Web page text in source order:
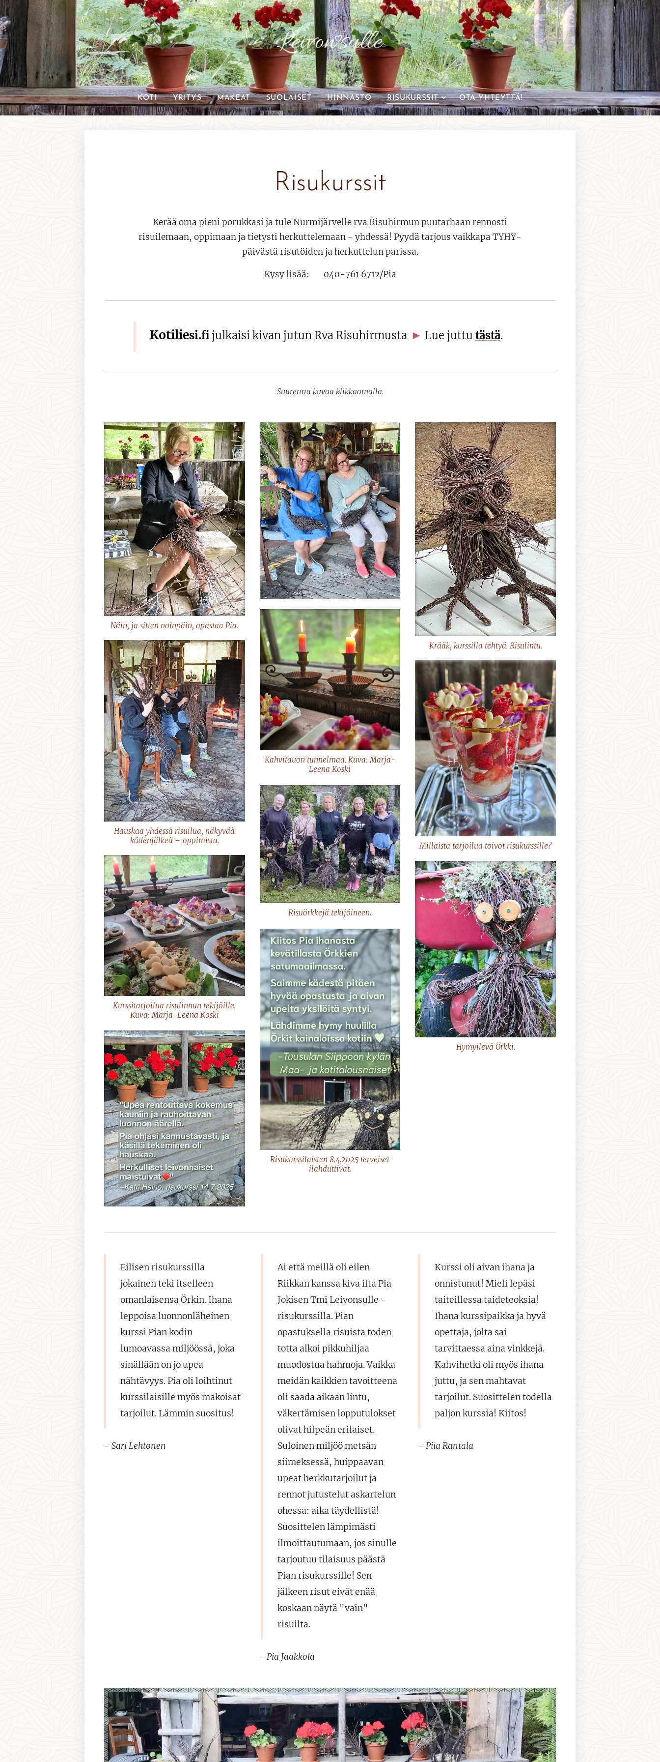
KOTI YRITYS MAKEAT SUOLAISET HINNASTO RISUKURSSIT OTA YHTEYTTÄ!
Risukurssit
Kerää oma pieni porukkasi ja tule Nurmijärvelle rva Risuhirmun puutarhaan rennosti
risuilemaan, oppimaan ja tietysti herkuttelemaan - yhdessä! Pyydä tarjous vaikkapa TYHY-
päivästä risutöiden ja herkuttelun parissa.
Kysy lisää: 📞 040-761 6712/Pia
Kotiliesi.fi julkaisi kivan jutun Rva Risuhirmusta. ► Lue juttu tästä.
Suurenna kuvaa klikkaamalla.
Näin, ja sitten noinpäin, opastaa Pia.
Krääk, kurssilla tehtyä. Risulintu.
Kahvitauon tunnelmaa. Kuva: Marja-
Leena Koski
Hauskaa yhdessä risuilua, näkyvää
kädenjälkeä – oppimista.
Millaista tarjoilua toivot risukurssille?
Risuörkkejä tekijöineen.
Kurssitarjoilua risulinnun tekijöille.
Kuva: Marja-Leena Koski
Hymyilevä Örkki.
Risukurssilaisten 8.4.2025 terveiset
ilahduttivat.
Eilisen risukurssilla
jokainen teki itselleen
omanlaisensa Örkin. Ihana
leppoisa luonnonläheinen
kurssi Pian kodin
lumoavassa miljöössä, joka
sinällään on jo upea
nähtävyys. Pia oli loihtinut
kurssilaisille myös makoisat
tarjoilut. Lämmin suositus!
- Sari Lehtonen
Ai että meillä oli eilen
Riikkan kanssa kiva ilta Pia
Jokisen Tmi Leivonsulle -
risukurssilla. Pian
opastuksella risuista toden
totta alkoi pikkuhiljaa
muodostua hahmoja. Vaikka
meidän kaikkien tavoitteena
oli saada aikaan lintu,
väkertämisen lopputulokset
olivat hilpeän erilaiset.
Suloinen miljöö metsän
siimeksessä, huippaavan
upeat herkkutarjoilut ja
rennot jutustelut askartelun
ohessa: aika täydellistä!
Suosittelen lämpimästi
ilmoittautumaan, jos sinulle
tarjoutuu tilaisuus päästä
Pian risukurssille! Sen
jälkeen risut eivät enää
koskaan näytä "vain"
risuilta.
-Pia Jaakkola
Kurssi oli aivan ihana ja
onnistunut! Mieli lepäsi
taiteillessa taideteoksia!
Ihana kurssipaikka ja hyvä
opettaja, jolta sai
tarvittaessa aina vinkkejä.
Kahvihetki oli myös ihana
juttu, ja sen mahtavat
tarjoilut. Suosittelen todella
paljon kurssia! Kiitos!
- Piia Rantala